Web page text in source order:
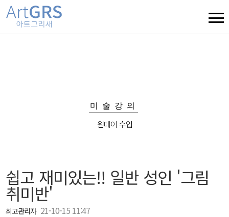
미술강의
원데이 수업
쉽고 재미있는!! 일반 성인 '그림
취미반'
최고관리자 21-10-15 11:47